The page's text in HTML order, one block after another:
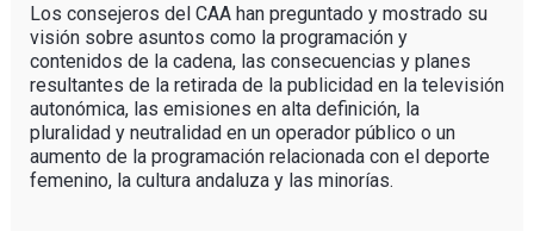
Los consejeros del CAA han preguntado y mostrado su
visión sobre asuntos como la programación y
contenidos de la cadena, las consecuencias y planes
resultantes de la retirada de la publicidad en la televisión
autonómica, las emisiones en alta definición, la
pluralidad y neutralidad en un operador público o un
aumento de la programación relacionada con el deporte
femenino, la cultura andaluza y las minorías.